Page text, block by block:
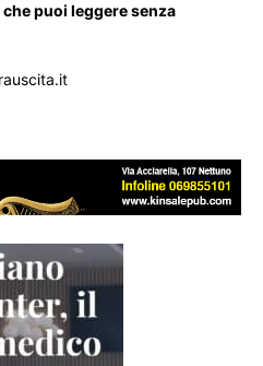
puoi leggere senza